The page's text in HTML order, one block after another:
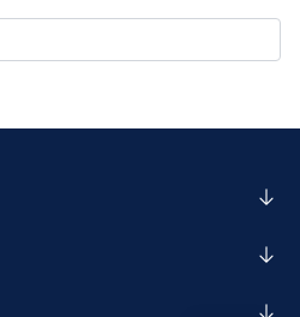
Fre 07.30-15.00.
12:30